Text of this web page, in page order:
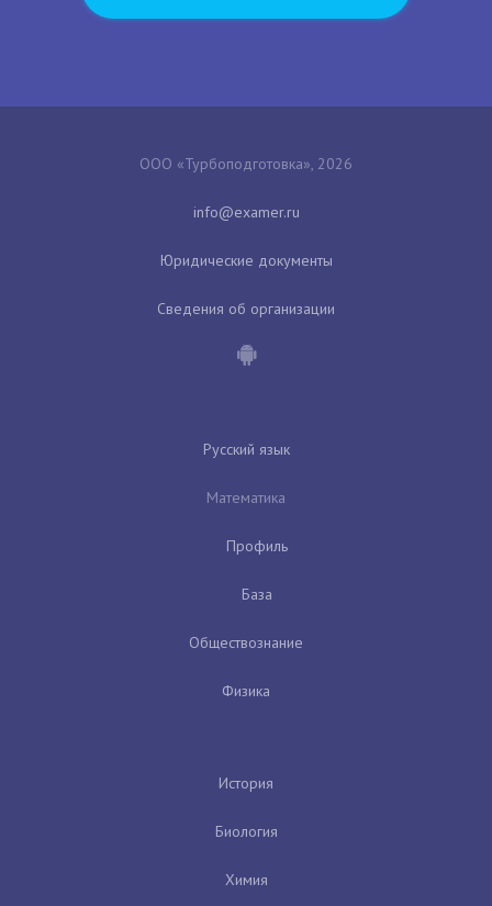
ООО «Турбоподготовка», 2026
Юридические документы
Сведения об организации
Русский язык
Математика
Профиль
База
Обществознание
Физика
История
Биология
Химия